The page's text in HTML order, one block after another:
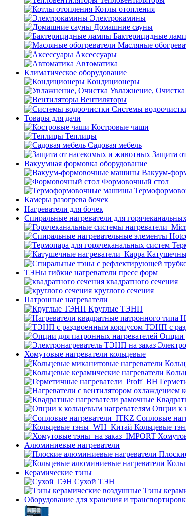
Котлы отопления
Электрокамины
Домашние сауны
Бактерицидные
Масляные
Аксессуары
Автоматика
Климатическое оборудование
Кондиционеры
Увлажнение, Очистка
Вентиляторы
Системы
Товары для дачи
Костровые чаши
Теплицы
Садовая мебель
Защита
Вакуумная формовка оборудование
Вакуум-
Формовочный стол
Камеры разогрева бочек
Нагреватели для бочек
Спиральные нагреватели для
ТЭНы гибкие нагреватели пресс форм
квадратного сечения
круглого сечения
Патронные нагреватели
Круглые ТЭНП
ТЭНП с
Опции
Хомутовые нагреватели кольцевые
Опции к
Cопловые
Кольцевые
Алюминиевые нагреватели
Керамические тэны
Сухой ТЭН
Тэны
Оборудование для хранения и